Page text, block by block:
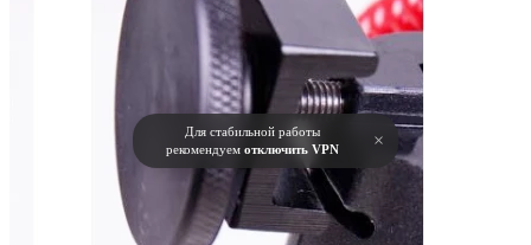
Для стабильной работы
рекомендуем отключить VPN ×